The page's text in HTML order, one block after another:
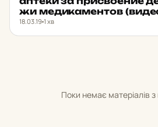
жи ме­ди­ка­мен­тов
18.03.19 1 хв
Поки немає матеріалів